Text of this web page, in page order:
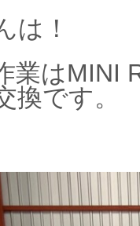
は！
業はMINI
換です。